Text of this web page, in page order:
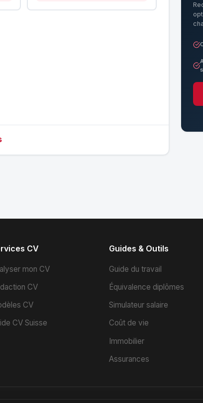
CV
mon CV
CV
CV
CV Suisse
Guides & Outils
Guide du travail
Équivalence diplômes
Simulateur salaire
Coût de vie
Immobilier
Assurances